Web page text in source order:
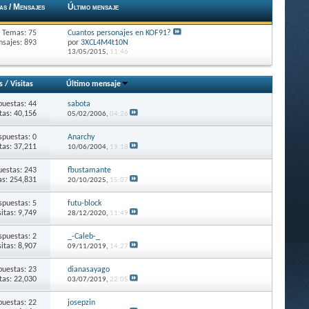
/ Mensajes Último mensaje
Temas: 75
893
Cuantos personajes en KOF91?
por 3XCL4M4t10N
13/05/2015, 11:46
/Visitas Último mensaje
44
40,156
sabota
05/02/2006, 04:26
0
37,211
Anarchy
10/06/2004, 19:18
243
254,831
fbustamante
20/10/2025, 15:07
5
9,749
futu-block
28/12/2020, 11:49
2
8,907
_-Caleb-_
09/11/2019, 14:27
23
22,030
dianasayago
03/07/2019, 22:05
22
josepzin